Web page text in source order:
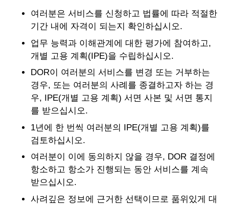
여러분은 서비스를 신청하고 법률에 따라 적절한
기간 내에 자격이 되는지 확인하십시오.
업무 능력과 이해관계에 대한 평가에 참여하고,
개별 고용 계획(IPE)을 수립하십시오.
DOR이 여러분의 서비스를 변경 또는 거부하는
경우, 또는 여러분의 사례를 종결하고자 하는 경
우, IPE(개별 고용 계획) 서면 사본 및 서면 통지
를 받으십시오.
1년에 한 번씩 여러분의 IPE(개별 고용 계획)를
검토하십시오.
여러분이 이에 동의하지 않을 경우, DOR 결정에
항소하고 항소가 진행되는 동안 서비스를 계속
받으십시오.
사려깊은 정보에 근거한 선택이므로 품위있게 대